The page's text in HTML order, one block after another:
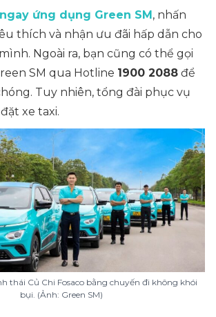
ứng dụng Green SM, nhấn
thích và nhận ưu đãi hấp dẫn cho
Ngoài ra, bạn cũng có thể gọi
SM qua Hotline 1900 2088 để
Tuy nhiên, tổng đài phục vụ
xe taxi.
thái Củ Chi Fosaco bằng chuyến đi không khói
bụi. (Ảnh: Green SM)